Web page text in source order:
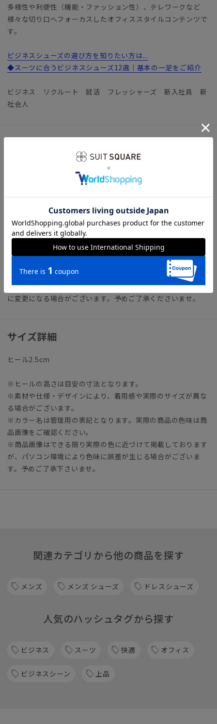
多様性や利便性（機能・ファッション性）、テレワークなど
様々な切り口へフォーカスしたオフィススタイルコンテンツで
す。
ビジネスシューズの選び方を知りたい方は...
◆スーツに合うビジネスシューズ12選｜基本の一足をご紹介
ビジネス リクルート 就活 フレッシャーズ 新入社員 新
社会人
アイテム詳細
【仕様】ストレートチップ／内羽根5アイレット
【木型】ブリティッシュ／ラウンドトゥ
【製造】革の裁断と、裁断されたパーツの縫製、また成形と底
付け、仕上げまでの全工程を全て国内の工場にて製造している
MADE IN JAPANのシューズです。
※靴内部の革は色落ちする可能性がございます。薄い色のソッ
クスはお避け下さいますようお願い致します。
※インソールに刻印されているブランドロゴは、ロゴ・色とも
に変更になる場合がございます。予めご了承くださいませ。
サイズ詳細
ヒール2.5cm
※ヒールの高さは目安の寸法となります。
※素材や仕様・デザインにより、着用感や実際のサイズが異な
る場合がございます。
※カラー名は管理用の表記となります。実際の商品の色味は商
品画像をご確認ください。
※商品画像はできる限り実際の色に近づけて掲載しております
が、パソコン環境により色味に誤差が生じる場合がございま
す。予めご了承下さいませ。
関連カテゴリから他の商品を探す
メンズ メンズ シューズ ドレスシューズ
人気のハッシュタグから探す
ビジネス スーツ 快適 オフィス
ビジネスシーン 上品